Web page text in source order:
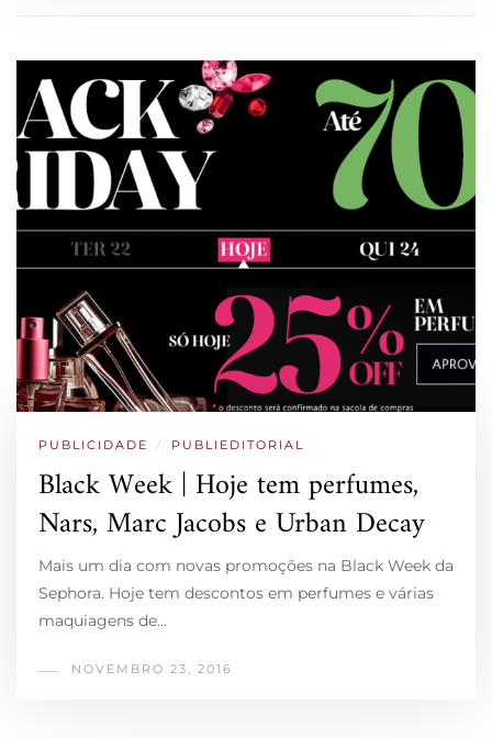
PUBLICIDADE / PUBLIEDITORIAL
Black Week | Hoje tem perfumes,
Nars, Marc Jacobs e Urban Decay
Mais um dia com novas promoções na Black Week da
Sephora. Hoje tem descontos em perfumes e várias
maquiagens de…
NOVEMBRO 23, 2016